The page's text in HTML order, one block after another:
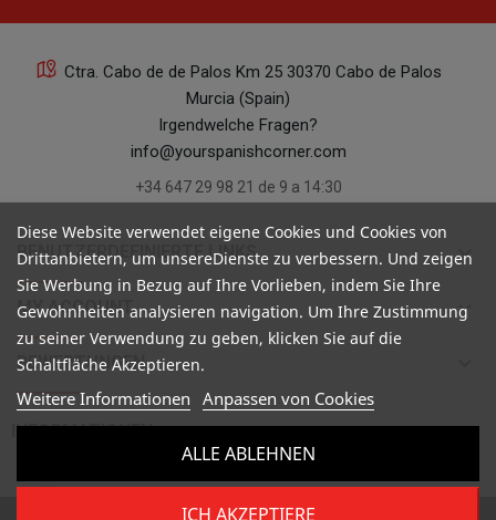
Ctra. Cabo de de Palos Km 25 30370 Cabo de Palos
Murcia (Spain)
Irgendwelche Fragen?
info@yourspanishcorner.com
+34 647 29 98 21 de 9 a 14:30
BENUTZERDEFINIERTE LINKS keyboard_arrow_down
MY ACCOUNT keyboard_arrow_down
BEWERTUNGEN
INFORMATIONEN 
Diese Website verwendet eigene Cookies und Cookies von
Drittanbietern, um unsereDienste zu verbessern. Und zeigen
Sie Werbung in Bezug auf Ihre Vorlieben, indem Sie Ihre
Gewohnheiten analysieren navigation. Um Ihre Zustimmung
zu seiner Verwendung zu geben, klicken Sie auf die
Schaltfläche Akzeptieren.
Weitere Informationen Anpassen von Cookies
ALLE ABLEHNEN
ICH AKZEPTIERE